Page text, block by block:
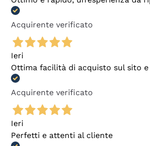
Acquirente verificato
Ieri
Ottima facilità di acquisto sul sito e
Acquirente verificato
Ieri
Perfetti e attenti al cliente